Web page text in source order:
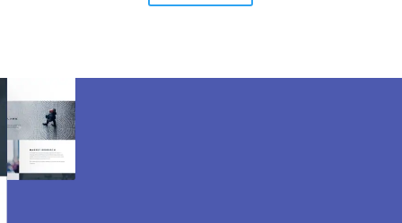
Création de site internet